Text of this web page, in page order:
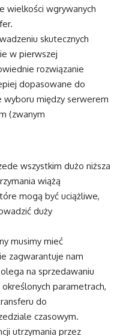
wielkości wgrywanych
skutecznych
w pierwszej
rozwiązanie
dopasowane do
wyboru między serwerem
(zwanym
wszystkim dużo niższa
wiążą
mogą być uciążliwe,
duży
musimy mieć
zagwarantuje nam
na sprzedawaniu
parametrach,
do
czasowym.
utrzymania przez